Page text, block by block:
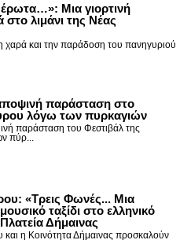
Μια γιορτινή
στο λιμάνι της Νέας
χαρά και την παράδοση του πανηγυριού
παράσταση στο
λόγω των πυρκαγιών
παράσταση του Φεστιβάλ της
πύρ...
«Τρεις Φωνές... Μια
ταξίδι στο ελληνικό
Δήμαινας
η Κοινότητα Δήμαινας προσκαλούν